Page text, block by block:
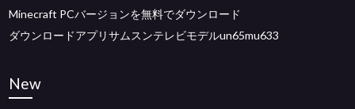
Minecraft PCバージョンを無料でダウンロード
ダウンロードアプリサムスンテレビモデルun65mu633
New